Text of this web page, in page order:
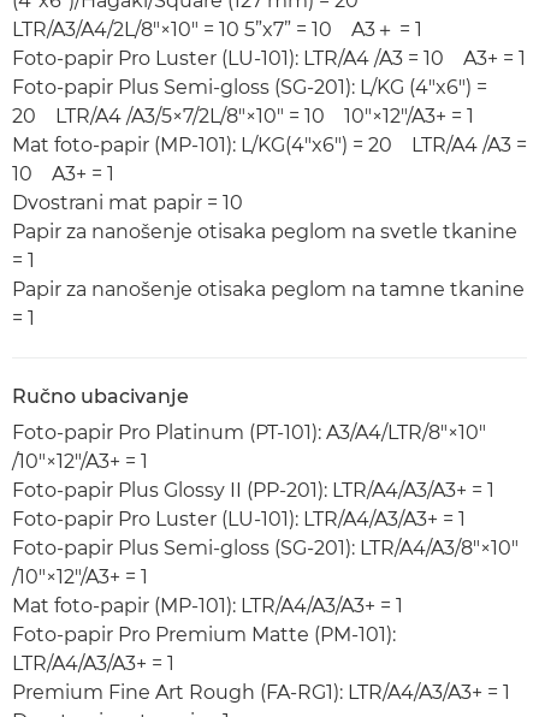
LTR/A3/A4/2L/8"×10" = 10 5”x7” = 10 A3＋ = 1
Foto-papir Pro Luster (LU-101): LTR/A4 /A3 = 10 A3+ = 1
Foto-papir Plus Semi-gloss (SG-201): L/KG (4"x6") =
20 LTR/A4 /A3/5×7/2L/8"×10" = 10 10"×12"/A3+ = 1
Mat foto-papir (MP-101): L/KG(4"x6") = 20 LTR/A4 /A3 =
10 A3+ = 1
Dvostrani mat papir = 10
Papir za nanošenje otisaka peglom na svetle tkanine
= 1
Papir za nanošenje otisaka peglom na tamne tkanine
= 1
Ručno ubacivanje
Foto-papir Pro Platinum (PT-101): A3/A4/LTR/8"×10"
/10"×12"/A3+ = 1
Foto-papir Plus Glossy II (PP-201): LTR/A4/A3/A3+ = 1
Foto-papir Pro Luster (LU-101): LTR/A4/A3/A3+ = 1
Foto-papir Plus Semi-gloss (SG-201): LTR/A4/A3/8"×10"
/10"×12"/A3+ = 1
Mat foto-papir (MP-101): LTR/A4/A3/A3+ = 1
Foto-papir Pro Premium Matte (PM-101):
LTR/A4/A3/A3+ = 1
Premium Fine Art Rough (FA-RG1): LTR/A4/A3/A3+ = 1